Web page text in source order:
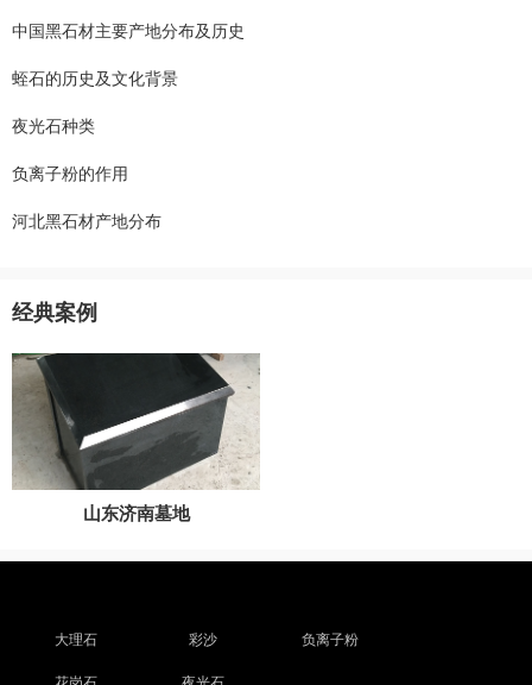
中国黑石材主要产地分布及历史
蛭石的历史及文化背景
夜光石种类
负离子粉的作用
河北黑石材产地分布
经典案例
山东济南墓地
大理石 彩沙 负离子粉